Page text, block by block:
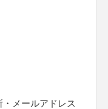
メールアドレス